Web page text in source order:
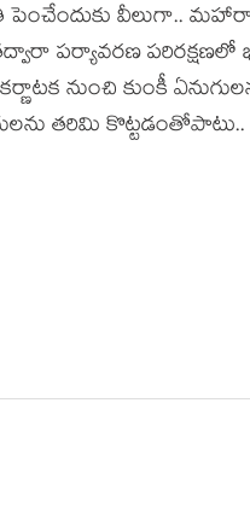
వీలుగా..
ప‌ర్యావ‌ర‌ణ ప‌రిర‌క్ష‌ణ‌లో
నుంచి కుంకీ
త‌రిమి కొట్ట‌డంతోపాటు..